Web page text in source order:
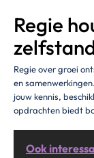
Regie
Regie over groei
en
jouw kennis,
opdrachten biedt
Ook